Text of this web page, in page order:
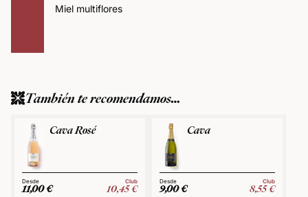
Miel multiflores
También te recomendamos…
Cava Rosé
11,00€
Club
10,45€
Cava
9,00€
Club
8,55€